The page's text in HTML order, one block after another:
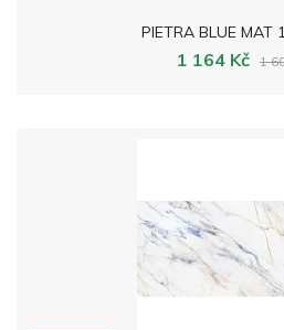
PIETRA BLUE MAT
1 164 Kč 1